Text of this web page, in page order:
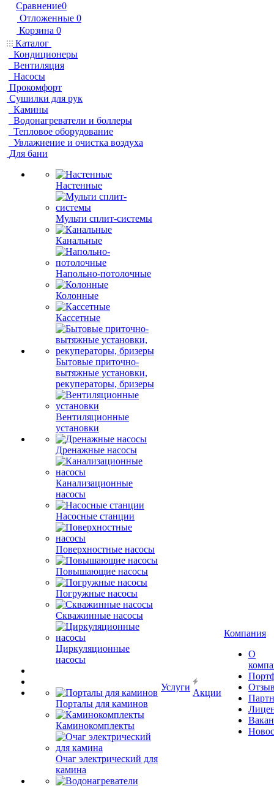
Сравнение0
Отложенные 0
Корзина 0
Каталог
Кондиционеры
Вентиляция
Насосы
Прокомфорт
Сушилки для рук
Камины
Водонагреватели и боллеры
Тепловое оборудование
Увлажнение и очистка воздуха
Для бани
Настенные
Мульти сплит-системы
Канальные
Напольно-потолочные
Колонные
Кассетные
Бытовые приточно-
вытяжные установки,
рекуператоры, бризеры
Вентиляционные
установки
Дренажные насосы
Канализационные
насосы
Насосные станции
Поверхностные насосы
Повышающие насосы
Погружные насосы
Скважинные насосы
Циркуляционные
насосы
Порталы для каминов
Каминокомплекты
Очаг электрический для
камина
Услуги
Акции
Компания
О